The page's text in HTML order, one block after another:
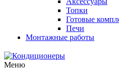
Топки
Готовые
Печи
Монтажные работы
Меню